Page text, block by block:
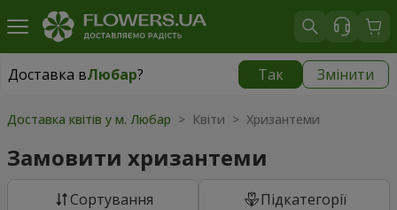
Доставка вЛюбар? Так Змінити
Доставка вЛюбар|
Доставка квітів у м. Любар > Квіти > Хризантеми
Замовити хризантеми
Сортування Підкатегорії